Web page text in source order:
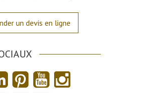
un devis en ligne